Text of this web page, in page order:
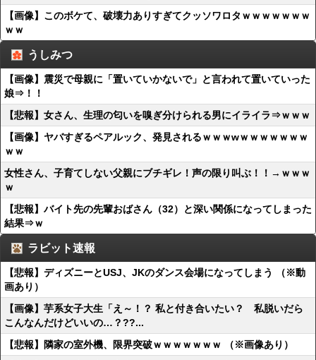
【画像】このボケて、破壊力ありすぎてクッソワロタｗｗｗｗｗｗｗ
ｗｗ
うしみつ
【画像】震災で母親に「置いていかないで」と言われて置いていった
娘⇒！！
【悲報】女さん、生理の匂いを嗅ぎ分けられる男にイライラ⇒ｗｗｗ
【画像】ヤバすぎるペアルック、発見されるｗｗｗwｗｗｗｗｗｗｗ
ｗｗ
女性さん、子育てしない父親にブチギレ！声の限り叫ぶ！！→ｗｗｗ
ｗ
【悲報】バイト先の先輩おばさん（32）と深い関係になってしまった
結果⇒ｗ
ラビット速報
【悲報】ディズニーとUSJ、JKのダンス会場になってしまう （※動
画あり）
【画像】芋系女子大生「え～！？ 私と付き合いたい？ 私脱いだら
こんなんだけどいいの…？??...
【悲報】隣家の室外機、限界突破ｗｗｗｗｗｗｗ （※画像あり）